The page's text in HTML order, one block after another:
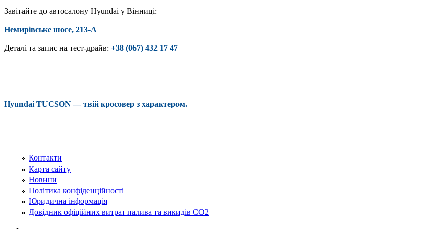
Завітайте до автосалону Hyundai у Вінниці:
Немирівське шосе, 213-А
Деталі та запис на тест-драйв: +38 (067) 432 17 47
Hyundai TUCSON — твій кросовер з характером.
Контакти
Карта сайту
Новини
Політика конфіденційності
Юридична інформація
Довідник офіційних витрат палива та викидів СО2